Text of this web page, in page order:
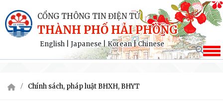
CỔNG THÔNG TIN ĐIỆN TỬ
THÀNH PHỐ HẢI PHÒNG
English Japanese|Korean|Chinese
Chính sách, pháp luật BHXH, BHYT